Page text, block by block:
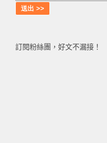
訂閱粉絲團，好文不漏接！